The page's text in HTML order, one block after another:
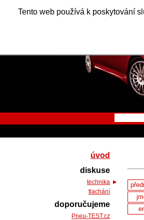
Tento web používá k poskytování
úvod
diskuse
technika
tlachání
doporučujeme
Pneu-TEST.cz